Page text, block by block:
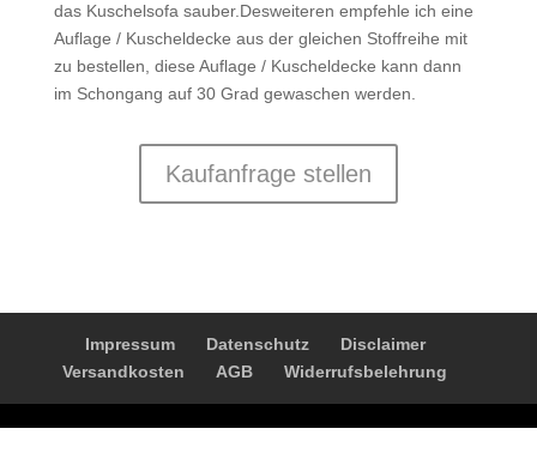
das Kuschelsofa sauber.Desweiteren empfehle ich eine
Auflage / Kuscheldecke aus der gleichen Stoffreihe mit
zu bestellen, diese Auflage / Kuscheldecke kann dann
im Schongang auf 30 Grad gewaschen werden.
Kaufanfrage stellen
Impressum Datenschutz
Disclaimer
Versandkosten
AGB Widerrufsbelehrung